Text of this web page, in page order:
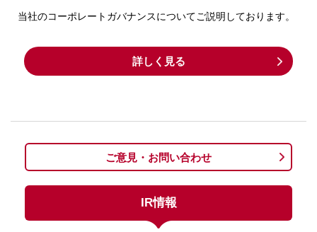
当社のコーポレートガバナンスについてご説明しております。
詳しく見る
ご意見・お問い合わせ
IR情報